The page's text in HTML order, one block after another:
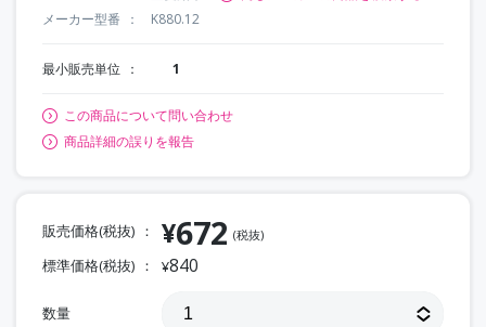
メーカー型番
K880.12
最小販売単位 1
この商品について問い合わせ
商品詳細の誤りを報告
販売価格(税抜) ¥672 (税抜)
標準価格(税抜) ¥840
数量